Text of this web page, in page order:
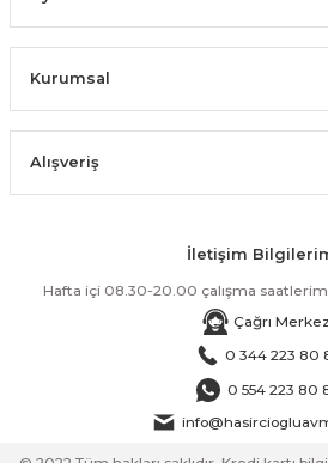
Kurumsal
Alışveriş
İletişim
Hafta içi 08.30-20.00 çalışma
Çağrı
0 344 223 80
0 554 223 80